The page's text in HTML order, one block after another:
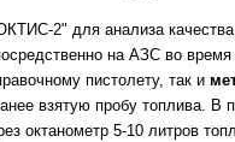
2" для анализа качества
на АЗС во время
пистолету, так и
взятую пробу топлива. В
октанометр 5-10 литров